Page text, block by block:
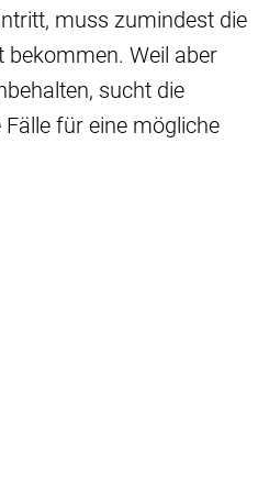
muss zumindest die
bekommen. Weil aber
sucht die
für eine mögliche